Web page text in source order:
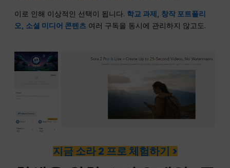
이로 인해 이상적인 선택이 됩니다. 학교 과제, 창작 포트폴리
오, 소셜 미디어 콘텐츠 여러 구독을 동시에 관리하지 않고도.
지금 소라 2 프로 체험하기 >